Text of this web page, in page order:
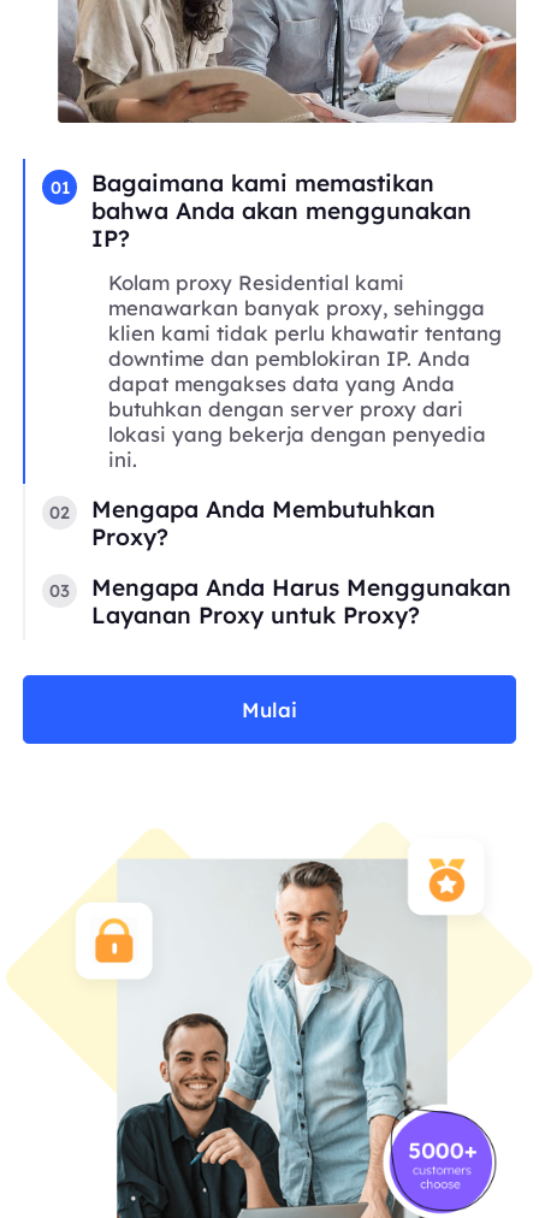
01
Bagaimana kami memastikan
bahwa Anda akan menggunakan
IP?
Kolam proxy Residential kami
menawarkan banyak proxy, sehingga
klien kami tidak perlu khawatir tentang
downtime dan pemblokiran IP. Anda
dapat mengakses data yang Anda
butuhkan dengan server proxy dari
lokasi yang bekerja dengan penyedia
ini.
02
Mengapa Anda Membutuhkan
Proxy?
03
Mengapa Anda Harus Menggunakan
Layanan Proxy untuk Proxy?
Mulai